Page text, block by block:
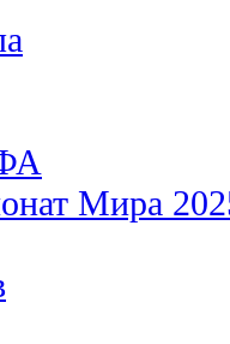
Мира